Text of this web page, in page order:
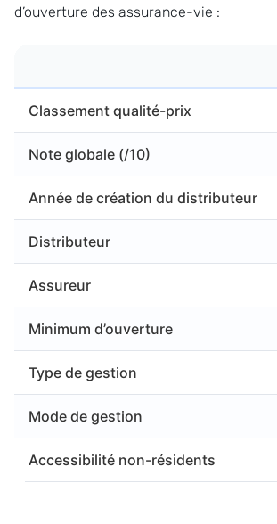
d’ouverture des assurance-vie :
Classement qualité-prix
Note globale (/10)
Année de création du distributeur
Distributeur
Assureur
Minimum d’ouverture
Type de gestion
Mode de gestion
Accessibilité non-résidents